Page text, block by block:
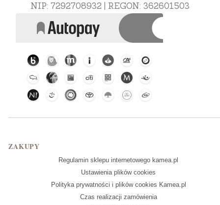
NIP: 7292708932 | REGON: 362601503
Linki w stopce
ZAKUPY
Regulamin sklepu internetowego kamea.pl
Ustawienia plików cookies
Polityka prywatności i plików cookies Kamea.pl
Czas realizacji zamówienia